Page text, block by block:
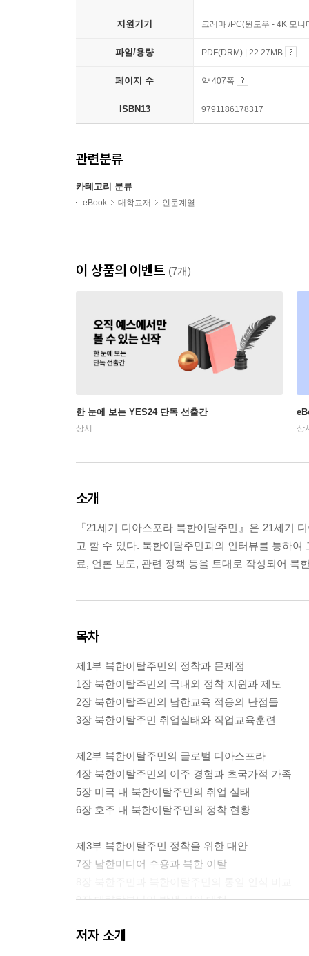
지원기기 크레마 /PC(윈도우 - 4K 모
파일/용량 PDF(DRM) | 22.27MB
페이지 수 약 407쪽
ISBN13 9791186178317
관련분류
카테고리 분류
eBook 대학교재 인문계열
이 상품의 이벤트 (7개)
한 눈에 보는 YES24 단독 선출간
상시 상
소개
『21세기 디아스포라 북한이탈주민』은 21세기
고 할 수 있다. 북한이탈주민과의 인터뷰를 통하
료, 언론 보도, 관련 정책 등을 토대로 작성되어 북
목차
제1부 북한이탈주민의 정착과 문제점
1장 북한이탈주민의 국내외 정착 지원과 제도
2장 북한이탈주민의 남한교육 적응의 난점들
3장 북한이탈주민 취업실태와 직업교육훈련
제2부 북한이탈주민의 글로벌 디아스포라
4장 북한이탈주민의 이주 경험과 초국가적 가족
5장 미국 내 북한이탈주민의 취업 실태
6장 호주 내 북한이탈주민의 정착 현황
제3부 북한이탈주민 정착을 위한 대안
7장 남한미디어 수용과 북한 이탈
9장 대량탈북난민 발생 시의 대책
저자 소개